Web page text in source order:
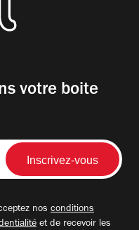
votre boite
nos conditions
et de recevoir les